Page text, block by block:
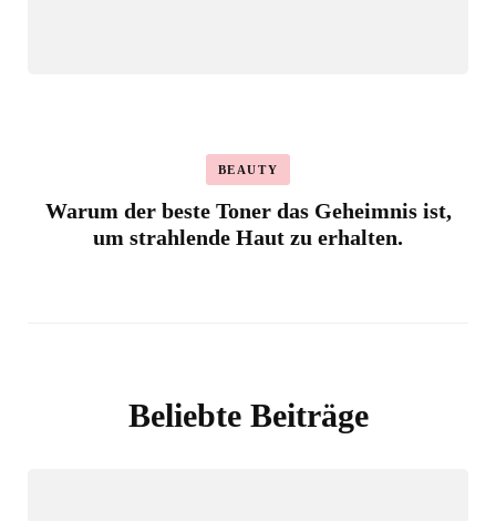
BEAUTY
Warum der beste Toner das Geheimnis ist,
um strahlende Haut zu erhalten.
Beliebte Beiträge